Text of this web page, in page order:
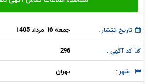
تاریخ انتشار : جمعه 16 مرداد 1405
کد آگهی : 296
شهر : تهران